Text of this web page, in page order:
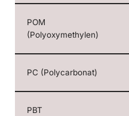
POM
(Polyoxymethylen)
PC (Polycarbonat)
PBT